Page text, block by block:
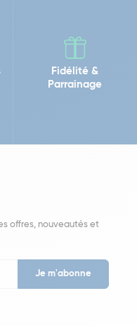
Fidélité &
Parrainage
offres, nouveautés et